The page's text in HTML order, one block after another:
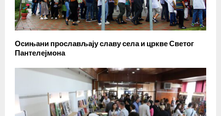
Осињани прослављају славу села и цркве Светог
Пантелејмона